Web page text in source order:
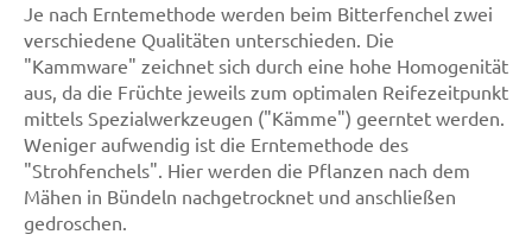
Je nach Erntemethode werden beim Bitterfenchel zwei
verschiedene Qualitäten unterschieden. Die
"Kammware" zeichnet sich durch eine hohe Homogenität
aus, da die Früchte jeweils zum optimalen Reifezeitpunkt
mittels Spezialwerkzeugen ("Kämme") geerntet werden.
Weniger aufwendig ist die Erntemethode des
"Strohfenchels". Hier werden die Pflanzen nach dem
Mähen in Bündeln nachgetrocknet und anschließen
gedroschen.